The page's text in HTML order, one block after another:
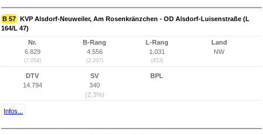
B 57 KVP Alsdorf-Neuweiler, Am Rosenkränzchen - OD Alsdorf-Luisenstraße (L
164/L 47)
Nr.
6.829
(7.054)
B-Rang
4.556
(2.207)
L-Rang
1.031
(453)
Land
NW
DTV
14.794
SV
340
(2,3%)
BPL
Infos...